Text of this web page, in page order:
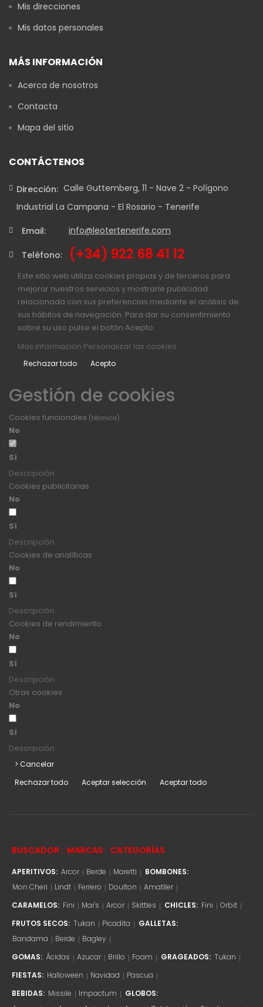
Mis direcciones
Mis datos personales
MÁS INFORMACIÓN
Acerca de nosotros
Contacta
Mapa del sitio
CONTÁCTENOS
Dirección: Calle Guttemberg, 11 - Nave 2 - Polígono
Industrial La Campana - El Rosario - Tenerife
Email: info@leotertenerife.com
Teléfono: (+34) 922 68 41 12
Este sitio web utiliza cookies propias y de terceros para
mejorar nuestros servicios y mostrarle publicidad
relacionada con sus preferencias mediante el análisis de
sus hábitos de navegación. Para dar su consentimiento
sobre su uso pulse el botón Acepto.
Más información Personalizar las cookies
Rechazar todo Acepto
Gestión de cookies
Cookies funcionales (técnica)
No
Sí
Descripción
Cookies publicitarias
No
Sí
Descripción
Cookies de analíticas
No
Sí
Descripción
Cookies de rendimiento
No
Sí
Descripción
Otras cookies
No
Sí
Descripción
> Cancelar
Rechazar todo
Aceptar selección Aceptar todo
BUSCADOR : MARCAS CATEGORÍAS
APERITIVOS: Arcor Berde Maretti
BOMBONES:
Mon Cheri
Lindt Ferrero Doulton
Amatller
CARAMELOS: Fini Mar's Arcor Skittles CHICLES: Fini
Orbit
FRUTOS SECOS: Tukan Picadita
GALLETAS:
Bandama
Berde
Bagley
GOMAS: Ácidas Azucar Brillo Foam GRAGEADOS: Tukan
FIESTAS: Halloween Navidad
Pascua
BEBIDAS: Missile Impactum
GLOBOS: